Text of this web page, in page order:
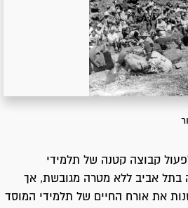
1926 החלה לפעול קבוצה קטנה של תלמידי
בתל אביב ללא מטרה מגובשת, אך
את אורח החיים של תלמידי המוסד